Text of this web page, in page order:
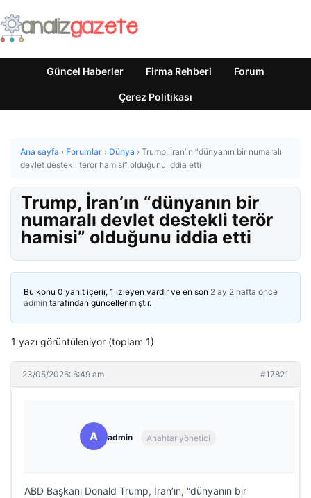
Güncel Haberler Firma Rehberi Forum
Çerez Politikası
Ana sayfa › Forumlar › Dünya › Trump, İran’ın “dünyanın bir numaralı
devlet destekli terör hamisi” olduğunu iddia etti
Trump, İran’ın “dünyanın bir
numaralı devlet destekli terör
hamisi” olduğunu iddia etti
Bu konu 0 yanıt içerir, 1 izleyen vardır ve en son 2 ay 2 hafta önce
admin tarafından güncellenmiştir.
1 yazı görüntüleniyor (toplam 1)
23/05/2026: 6:49 am #17821
A admin Anahtar yönetici
ABD Başkanı Donald Trump, İran’ın, “dünyanın bir